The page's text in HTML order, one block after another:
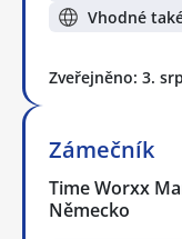
Vhodné
Zveřejněno: 3.
Zámečník
Time Worxx
Německo